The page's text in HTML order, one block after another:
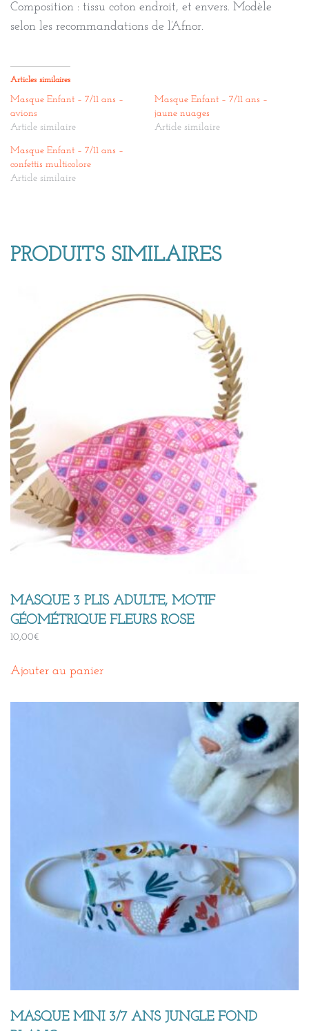
Composition : tissu coton endroit, et envers. Modèle
selon les recommandations de l’Afnor.
Articles similaires
Masque Enfant – 7/11 ans –
avions
Article similaire
Masque Enfant – 7/11 ans –
jaune nuages
Article similaire
Masque Enfant – 7/11 ans –
confettis multicolore
Article similaire
PRODUITS SIMILAIRES
MASQUE 3 PLIS ADULTE, MOTIF
GÉOMÉTRIQUE FLEURS ROSE
10,00€
Ajouter au panier
MASQUE MINI 3/7 ANS JUNGLE FOND